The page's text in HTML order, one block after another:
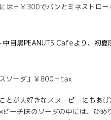
は＋￥300でパンとミネストロー
スソーダ」￥800＋tax
とが大好きなスヌーピーにもあげ
ピーチ味のソーダの中には、ひ